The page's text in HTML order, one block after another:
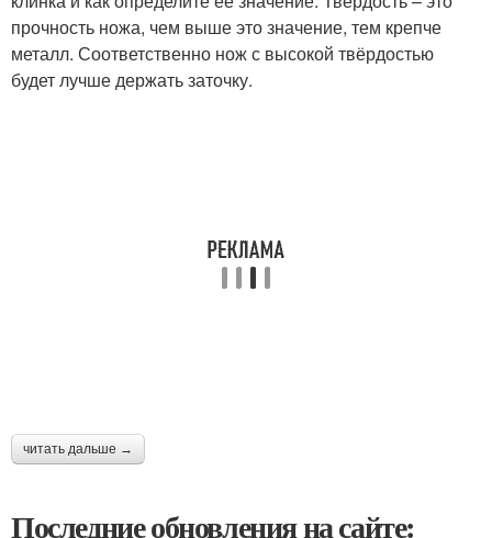
прочность ножа, чем выше это значение, тем крепче
металл. Соответственно нож с высокой твёрдостью
будет лучше держать заточку.
читать дальше →
Последние обновления на сайте: